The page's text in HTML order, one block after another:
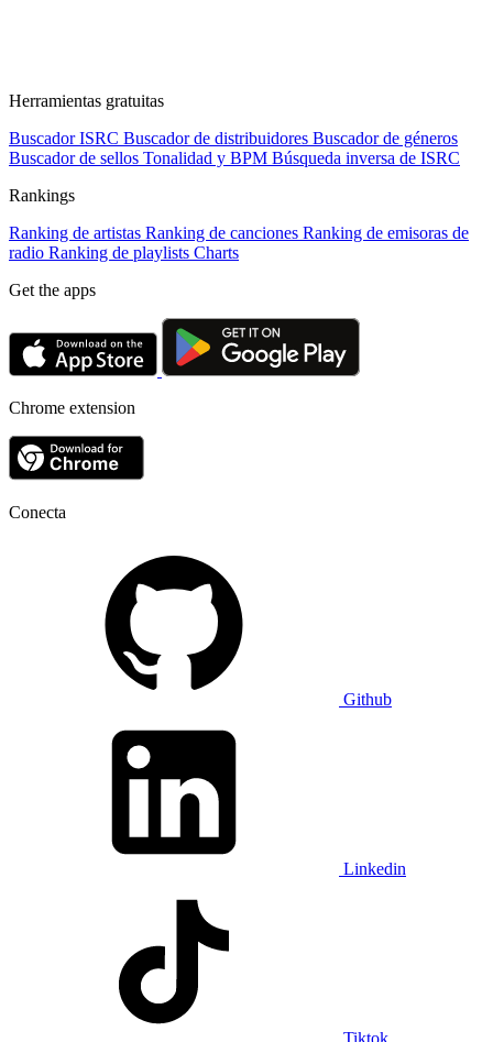
Herramientas gratuitas
Buscador ISRC Buscador de distribuidores Buscador de géneros
Buscador de sellos Tonalidad y BPM Búsqueda inversa de ISRC
Rankings
Ranking de artistas Ranking de canciones Ranking de emisoras de
radio Ranking de playlists Charts
Get the apps
Chrome extension
Conecta
Github
Linkedin
Tiktok